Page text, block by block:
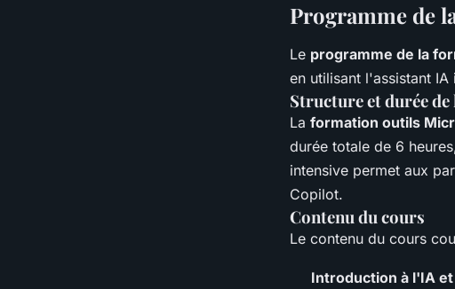
Programme de
Le programme de la
en utilisant l'assistant
Structure et durée
La formation outils
durée totale de 6
intensive permet aux
Copilot.
Contenu du cours
Le contenu du cours
Introduction à l'IA